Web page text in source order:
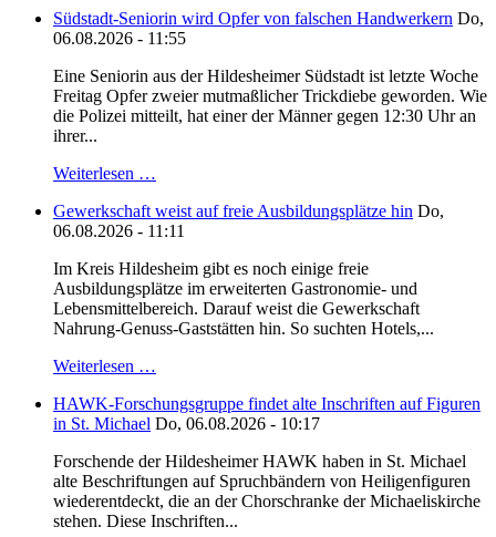
Südstadt-Seniorin wird Opfer von falschen Handwerkern Do,
06.08.2026 - 11:55
Eine Seniorin aus der Hildesheimer Südstadt ist letzte Woche
Freitag Opfer zweier mutmaßlicher Trickdiebe geworden. Wie
die Polizei mitteilt, hat einer der Männer gegen 12:30 Uhr an
ihrer...
Weiterlesen …
Gewerkschaft weist auf freie Ausbildungsplätze hin Do,
06.08.2026 - 11:11
Im Kreis Hildesheim gibt es noch einige freie
Ausbildungsplätze im erweiterten Gastronomie- und
Lebensmittelbereich. Darauf weist die Gewerkschaft
Nahrung-Genuss-Gaststätten hin. So suchten Hotels,...
Weiterlesen …
HAWK-Forschungsgruppe findet alte Inschriften auf Figuren
in St. Michael Do, 06.08.2026 - 10:17
Forschende der Hildesheimer HAWK haben in St. Michael
alte Beschriftungen auf Spruchbändern von Heiligenfiguren
wiederentdeckt, die an der Chorschranke der Michaeliskirche
stehen. Diese Inschriften...